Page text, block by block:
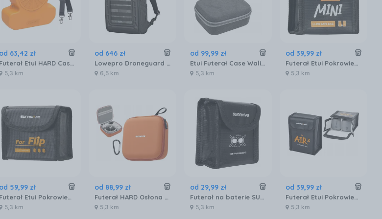
od 63,42 zł
Futerał Etui HARD Case Osłona Torba Sztywna do Drona na Dron DJI FLIP + Pas / Pomarańczowy / FP-SN953-C
5,3 km
od 646 zł
Lowepro Droneguard BP 250
6,5 km
od 99,99 zł
Etui Futerał Case Walizka do Kontrolera Pilota na pilot DJI RC 1 / 2 / RC2 / RC / B657-D
5,3 km
od 39,99 zł
Futerał Etui Pokrowiec Ognioodporny 2x AKUMULATOR DJI Mini 5 4 3 Pro Mini 3 / N5P-DC084-2
5,3 km
od 59,99 zł
Futerał Etui Pokrowiec 3x AKUMULATOR BATERIA do Drona DJI FLIP Ognioodporny / FP-DC956-3
5,3 km
od 88,99 zł
Futerał HARD Osłona Case Etui Pokrowiec Walizka Torba do Drona DJI FLIP / FP-B957-C / Pomarańczowy
5,3 km
od 29,99 zł
Futerał na baterie SUNNYLIFE DC262-2 do Goggles V2 Dji FPV
5,3 km
od 39,99 zł
Futerał Etui Pokrowiec 2x AKUMULATOR BATERIA Ognioodporny DJI AIR 3 / 3S / 3 S / A3-DC598-2
5,3 km